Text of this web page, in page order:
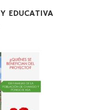
EDUCATIVA